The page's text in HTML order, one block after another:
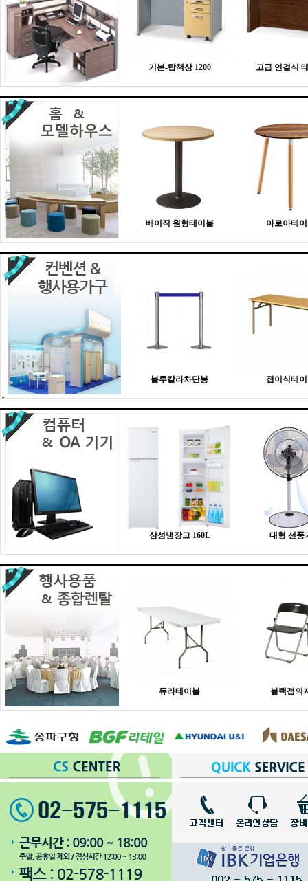
기본-탑책상 1200 고급 연결식
베이직 원형테이블 아로아테
블루칼라차단봉 접이식테
삼성냉장고 160L 대형 선풍
듀라테이블 블랙접의